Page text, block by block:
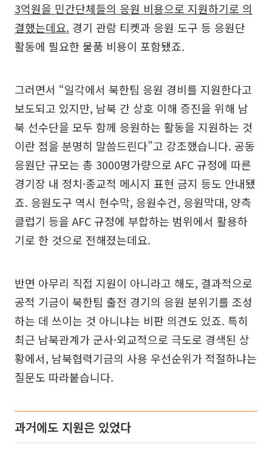
3억원을 민간단체들의 응원 비용으로 지원하기로 의
결했는데요. 경기 관람 티켓과 응원 도구 등 응원단
활동에 필요한 물품 비용이 포함됐죠.
그러면서 “일각에서 북한팀 응원 경비를 지원한다고
보도되고 있지만, 남북 간 상호 이해 증진을 위해 남
북 선수단을 모두 함께 응원하는 활동을 지원하는 것
이란 점을 분명히 말씀드린다”고 강조했습니다. 공동
응원단 규모는 총 3000명가량으로 AFC 규정에 따른
경기장 내 정치·종교적 메시지 표현 금지 등도 안내됐
죠. 응원도구 역시 현수막, 응원수건, 응원막대, 양측
클럽기 등을 AFC 규정에 부합하는 범위에서 활용하
기로 한 것으로 전해졌는데요.
반면 아무리 직접 지원이 아니라고 해도, 결과적으로
공적 기금이 북한팀 출전 경기의 응원 분위기를 조성
하는 데 쓰이는 것 아니냐는 비판 의견도 있죠. 특히
최근 남북관계가 군사·외교적으로 극도로 경색된 상
황에서, 남북협력기금의 사용 우선순위가 적절하냐는
질문도 따라붙습니다.
과거에도 지원은 있었다